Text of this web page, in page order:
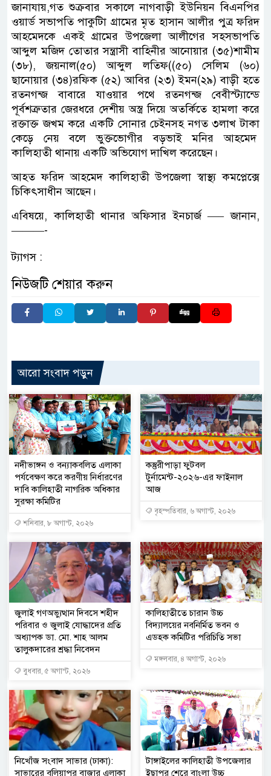
জানাযায়,গত শুক্রবার সকালে নাগবাড়ী ইউনিয়ন বিএনপির
ওয়ার্ড সভাপতি পাকুটিা গ্রামের মৃত হাসান আলীর পুত্র ফরিদ
আহমেদকে একই গ্রামের উপজেলা আলীগের সহসভাপতি
আব্দুল মজিদ তোতার সন্ত্রাসী বাহিনীর আনোয়ার (৩৫)শামীম
(৩৮), জয়নাল(৫০) আব্দুল লতিফ((৫০) সেলিম (৬০)
ছানোয়ার (৩৪)রফিক (৫২) আবির (২৩) ইমন(২৯) বাড়ী হতে
রতনগন্জ বাবারে যাওয়ার পথে রতনগন্জ বেবীস্ট্যান্ডে
পূর্বশত্রুতার জেরধরে দেশীয় অস্ত্র দিয়ে অতর্কিতে হামলা করে
রক্তাক্ত জখম করে একটি সোনার চেইনসহ নগত ৩লাখ টাকা
কেড়ে নেয় বলে ভুক্তভোগীর বড়ভাই মনির আহমেদ
কালিহাতী থানায় একটি অভিযোগ দাখিল করেছেন।
আহত ফরিদ আহমেদ কালিহাতী উপজেলা স্বাস্থ্য কমপ্লেক্সে
চিকিৎসাধীন আছেন।
এবিষয়ে, কালিহাতী থানার অফিসার ইনচার্জ —– জানান,
———-
ট্যাগস :
নিউজটি শেয়ার করুন
আরো সংবাদ পড়ুন
নদীভাঙ্গন ও বন্যাকবলিত এলাকা
পর্যবেক্ষণ করে করণীয় নির্ধারণের
দাবি কালিহাতী নাগরিক অধিকার
সুরক্ষা কমিটির
শনিবার, ৮ অগাস্ট, ২০২৬
কস্তুরীপাড়া ফুটবল
টুর্নামেন্ট-২০২৬-এর ফাইনাল
আজ
বৃহস্পতিবার, ৬ অগাস্ট, ২০২৬
জুলাই গণঅভ্যুত্থান দিবসে শহীদ
পরিবার ও জুলাই যোদ্ধাদের প্রতি
অধ্যাপক ডা. মো. শাহ আলম
তালুকদারের শ্রদ্ধা নিবেদন
বুধবার, ৫ অগাস্ট, ২০২৬
কালিহাতীতে চারান উচ্চ
বিদ্যালয়ের নবনির্মিত ভবন ও
এডহক কমিটির পরিচিতি সভা
মঙ্গলবার, ৪ অগাস্ট, ২০২৬
নিখোঁজ সংবাদ সাভার (ঢাকা):
সাভারের বলিয়াপুর বাজার এলাকা
টাঙ্গাইলের কালিহাতী উপজেলার
ইছাপুর শেরে বাংলা উচ্চ